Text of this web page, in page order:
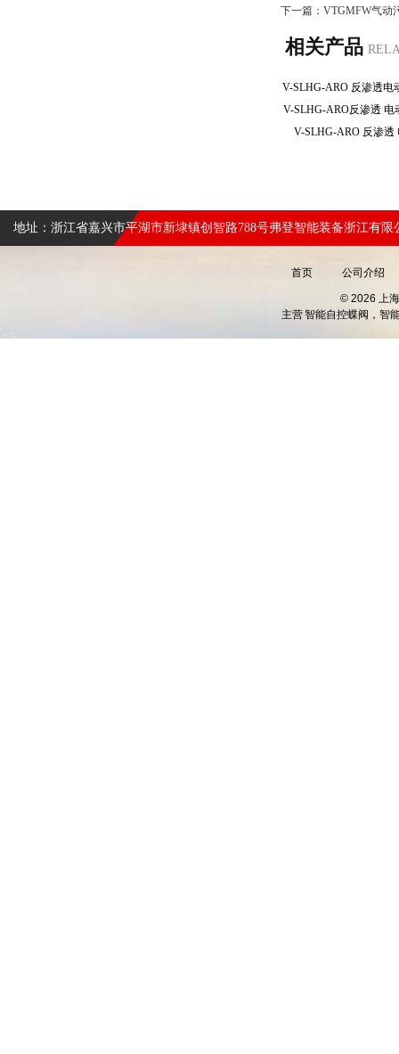
下一篇： VTGMFW气动
相关产品
V-SLHG-ARO反渗透
V-SLHG-ARO 反渗
地址：浙江省嘉兴市平湖市新埭镇创智路788号弗登智能装备浙江有限
首页 公司介绍
© 2026 上
主营智能自控蝶阀，智